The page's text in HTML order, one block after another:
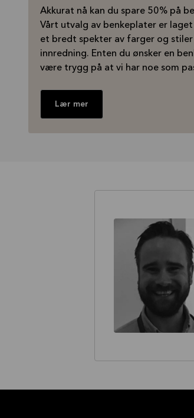
Akkurat nå kan du spare 50% på
Vårt utvalg av benkeplater er
et bredt spekter av farger og stiler
innredning. Enten du ønsker en
være trygg på at vi har noe som
Lær mer